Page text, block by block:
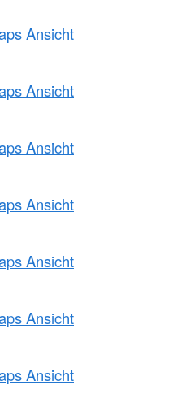
Ansicht
Ansicht
Ansicht
Ansicht
Ansicht
Ansicht
Ansicht